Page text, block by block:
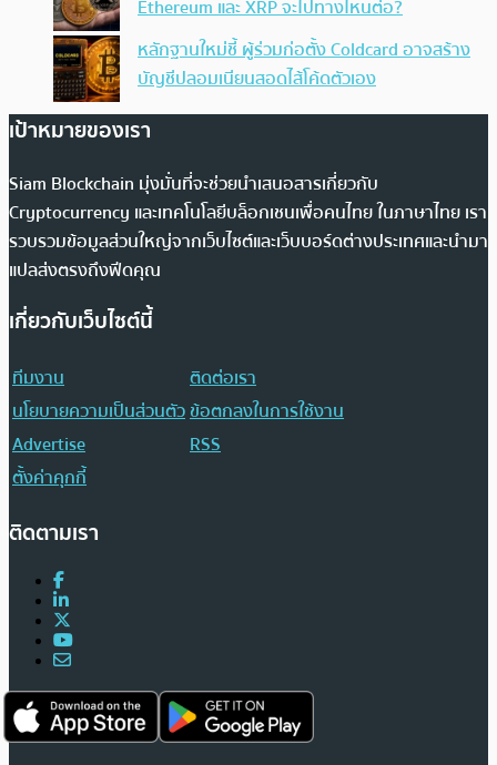
Ethereum และ XRP จะไปทางไหนต่อ?
หลักฐานใหม่ชี้ ผู้ร่วมก่อตั้ง Coldcard อาจสร้าง
บัญชีปลอมเนียนสอดไส้โค้ดตัวเอง
เป้าหมายของเรา
Siam Blockchain มุ่งมั่นที่จะช่วยนำเสนอสารเกี่ยวกับ
Cryptocurrency และเทคโนโลยีบล็อกเชนเพื่อคนไทย ในภาษาไทย เรา
รวบรวมข้อมูลส่วนใหญ่จากเว็บไซต์และเว็บบอร์ดต่างประเทศและนำมา
แปลส่งตรงถึงฟีดคุณ
เกี่ยวกับเว็บไซต์นี้
ทีมงาน
ติดต่อเรา
นโยบายความเป็นส่วนตัวข้อตกลงในการใช้งาน
Advertise
RSS
ตั้งค่าคุกกี้
ติดตามเรา